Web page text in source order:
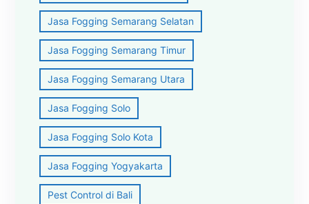
Jasa Fogging Semarang Selatan
Jasa Fogging Semarang Timur
Jasa Fogging Semarang Utara
Jasa Fogging Solo
Jasa Fogging Solo Kota
Jasa Fogging Yogyakarta
Pest Control di Bali